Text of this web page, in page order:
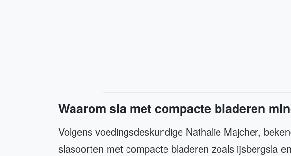
Waarom sla met compacte bladeren
Volgens voedingsdeskundige Nathalie Majcher,
slasoorten met compacte bladeren zoals ijsbergsla